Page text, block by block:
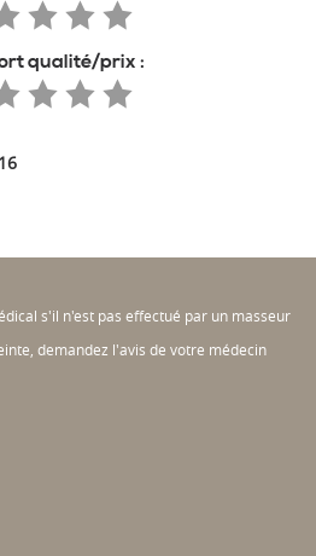
qualité/prix :
s'il n'est pas effectué par un masseur
demandez l'avis de votre médecin